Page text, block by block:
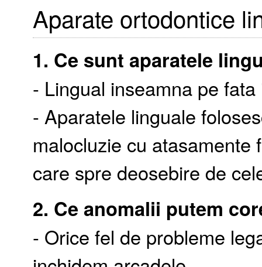
Aparate ortodontice
1. Ce sunt aparatele
- Lingual inseamna pe
- Aparatele linguale
malocluzie cu atasamente
care spre deosebire de
2. Ce anomalii putem
- Orice fel de probleme